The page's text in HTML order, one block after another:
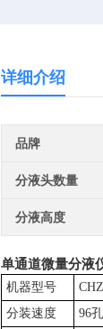
详细介绍
品牌
分液头数量
分液高度
单通道微量分液
机器型号 CH
分装速度
96